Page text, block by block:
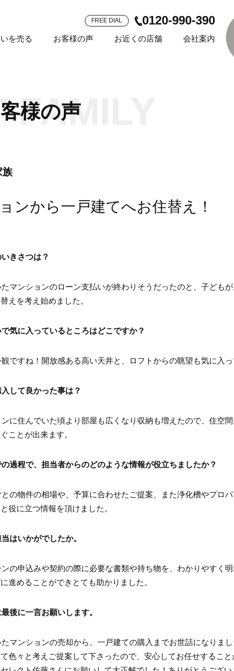
を売る お客様の声 お近くの店舗 会社案内
FREE DIAL 0120-990-390
様の声
FAMILY
族
ンから一戸建てへお住替え！
きさつは？
マンションのローン支払いが終わりそうだったのと、子どもが
えを考え始めました。
気に入っているところはどこですか？
ですね！開放感ある高い天井と、ロフトからの眺望も気に入
して良かった事は？
に住んでいた頃より部屋も広くなり収納も増えたので、住空
ことが出来ます。
過程で、担当者からのどのような情報が役立ちましたか？
の物件の相場や、予算に合わせたご提案、また浄化槽やプロ
役に立つ情報を頂けました。
はいかがでしたか。
の申込みや契約の際に必要な書類や持ち物を、わかりやすく
進めることができとても助かりました。
後に一言お願いします。
マンションの売却から、一戸建ての購入までお世話になりま
色々と考えご提案して下さったので、安心してお任せするこ